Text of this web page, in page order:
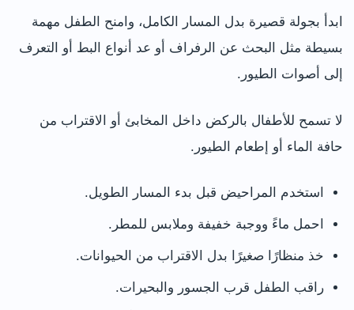
ابدأ بجولة قصيرة بدل المسار الكامل، وامنح الطفل مهمة
بسيطة مثل البحث عن الرفراف أو عد أنواع البط أو التعرف
إلى أصوات الطيور.
لا تسمح للأطفال بالركض داخل المخابئ أو الاقتراب من
حافة الماء أو إطعام الطيور.
استخدم المراحيض قبل بدء المسار الطويل.
احمل ماءً ووجبة خفيفة وملابس للمطر.
خذ منظارًا صغيرًا بدل الاقتراب من الحيوانات.
راقب الطفل قرب الجسور والبحيرات.